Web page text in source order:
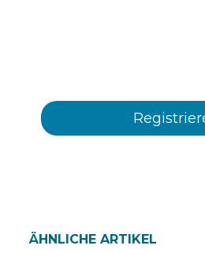
ÄHNLICHE ARTIKEL